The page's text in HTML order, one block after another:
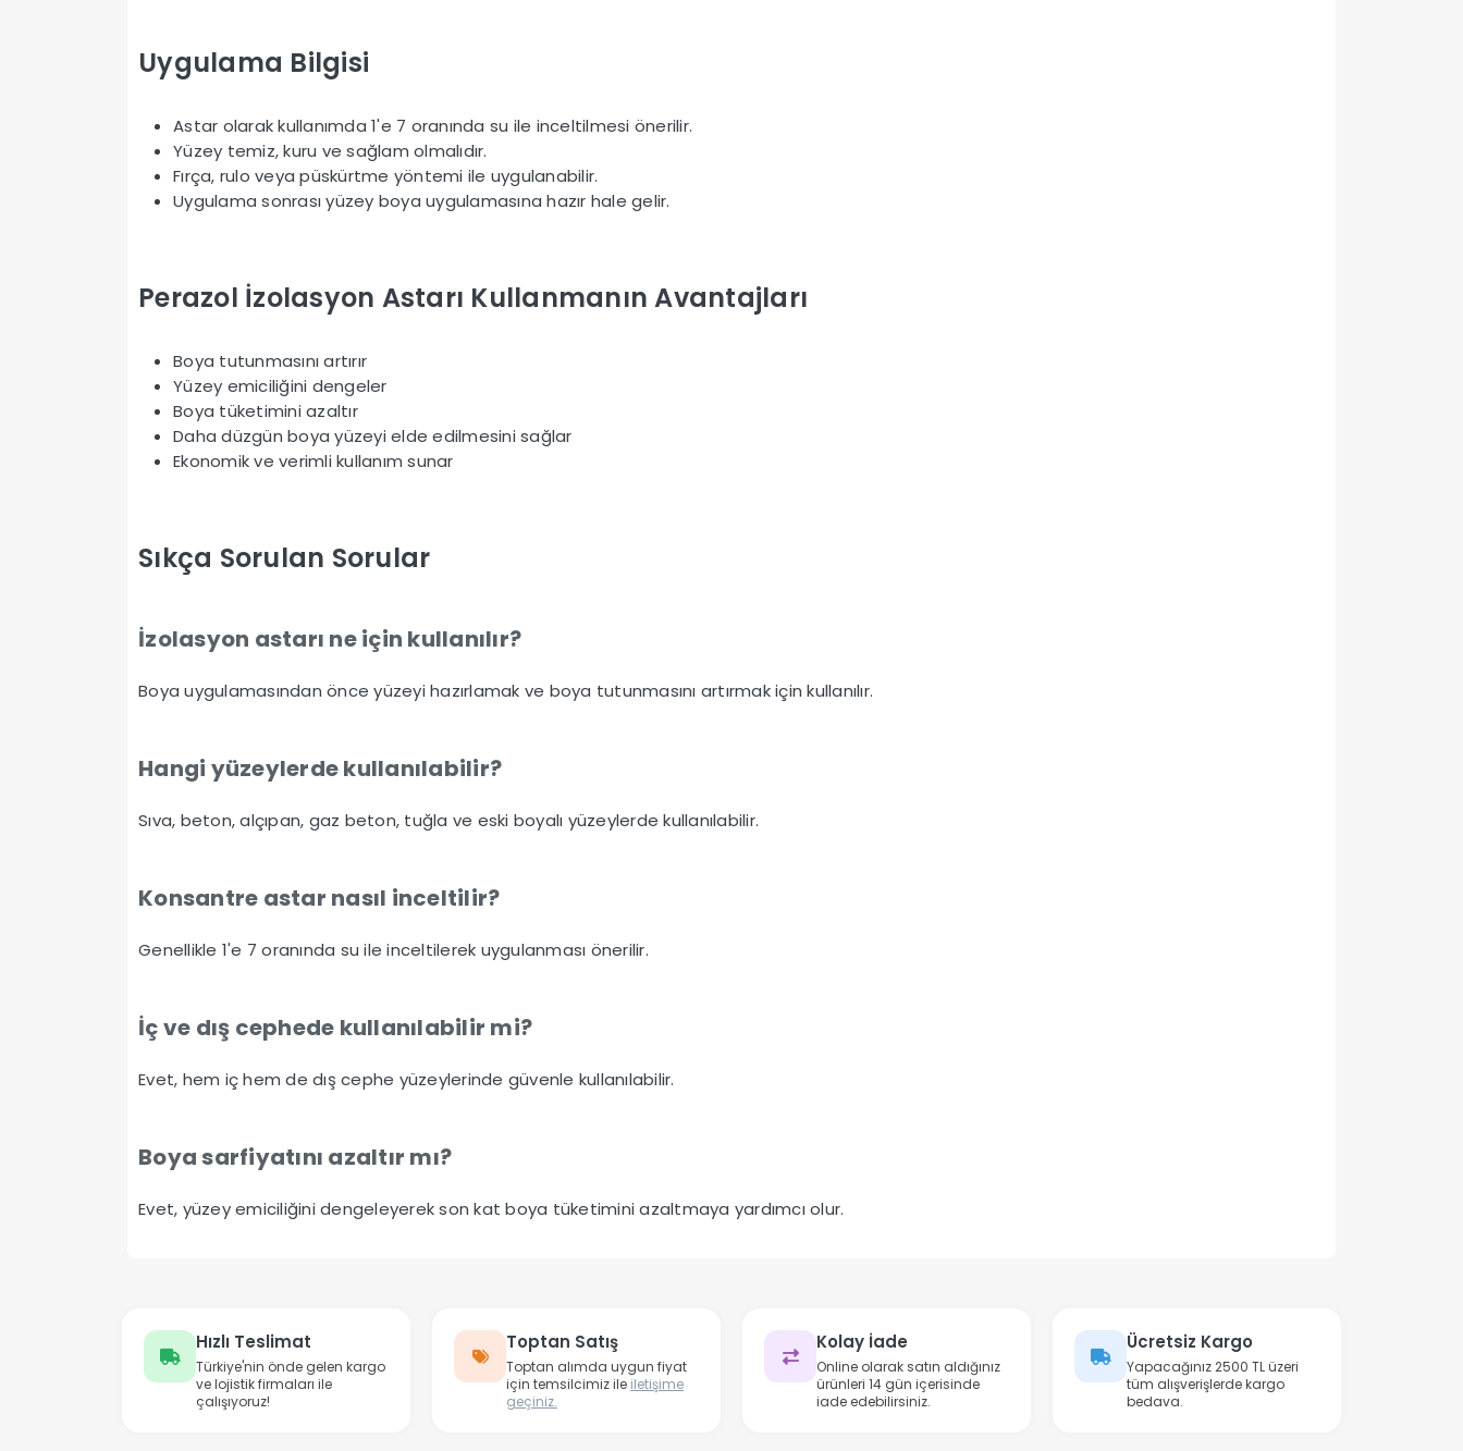
Uygulama Bilgisi
Astar olarak kullanımda 1'e 7 oranında su ile inceltilmesi önerilir.
Yüzey temiz, kuru ve sağlam olmalıdır.
Fırça, rulo veya püskürtme yöntemi ile uygulanabilir.
Uygulama sonrası yüzey boya uygulamasına hazır hale gelir.
Perazol İzolasyon Astarı Kullanmanın Avantajları
Boya tutunmasını artırır
Yüzey emiciliğini dengeler
Boya tüketimini azaltır
Daha düzgün boya yüzeyi elde edilmesini sağlar
Ekonomik ve verimli kullanım sunar
Sıkça Sorulan Sorular
İzolasyon astarı ne için kullanılır?
Boya uygulamasından önce yüzeyi hazırlamak ve boya tutunmasını artırmak için kullanılır.
Hangi yüzeylerde kullanılabilir?
Sıva, beton, alçıpan, gaz beton, tuğla ve eski boyalı yüzeylerde kullanılabilir.
Konsantre astar nasıl inceltilir?
Genellikle 1'e 7 oranında su ile inceltilerek uygulanması önerilir.
İç ve dış cephede kullanılabilir mi?
Evet, hem iç hem de dış cephe yüzeylerinde güvenle kullanılabilir.
Boya sarfiyatını azaltır mı?
Evet, yüzey emiciliğini dengeleyerek son kat boya tüketimini azaltmaya yardımcı olur.
Hızlı Teslimat
Türkiye'nin önde gelen kargo
ve lojistik firmaları ile
çalışıyoruz!
Toptan Satış
Toptan alımda uygun fiyat
için temsilcimiz ile iletişime
geçiniz.
Kolay İade
Online olarak satın aldığınız
ürünleri 14 gün içerisinde
iade edebilirsiniz.
Ücretsiz Kargo
Yapacağınız 2500 TL üzeri
tüm alışverişlerde kargo
bedava.